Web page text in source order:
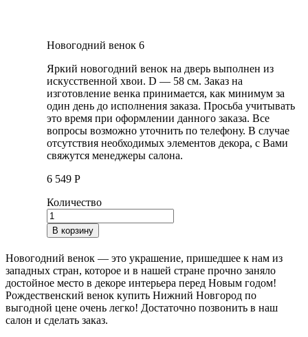
Новогодний венок 6
Яркий новогодний венок на дверь выполнен из
искусственной хвои. D — 58 см. Заказ на
изготовление венка принимается, как минимум за
один день до исполнения заказа. Просьба учитывать
это время при оформлении данного заказа. Все
вопросы возможно уточнить по телефону. В случае
отсутствия необходимых элементов декора, с Вами
свяжутся менеджеры салона.
6 549 Р
Количество
В корзину
Новогодний венок — это украшение, пришедшее к нам из
западных стран, которое и в нашей стране прочно заняло
достойное место в декоре интерьера перед Новым годом!
Рождественский венок купить Нижний Новгород по
выгодной цене очень легко! Достаточно позвонить в наш
салон и сделать заказ.